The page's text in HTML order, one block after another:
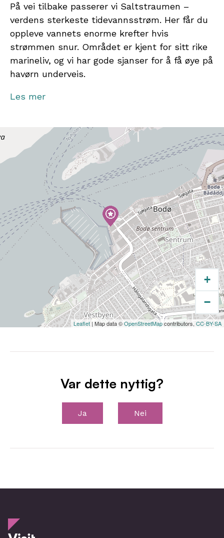
På vei tilbake passerer vi Saltstraumen –
verdens sterkeste tidevannsstrøm. Her får du
oppleve vannets enorme krefter hvis
strømmen snur. Området er kjent for sitt rike
marineliv, og vi har gode sjanser for å få øye på
havørn underveis.
Vår hybridelektriske båt har flere utendørs
store panoramavinduer. Det finnes også en
kafé om bord hvor du kan nyte varme drikker
og lokale godbiter.
Les mer
+
−
Leaflet | Map data ©OpenStreetMapcontributors, CC-BY-SA
Var dette nyttig?
Ja Nei